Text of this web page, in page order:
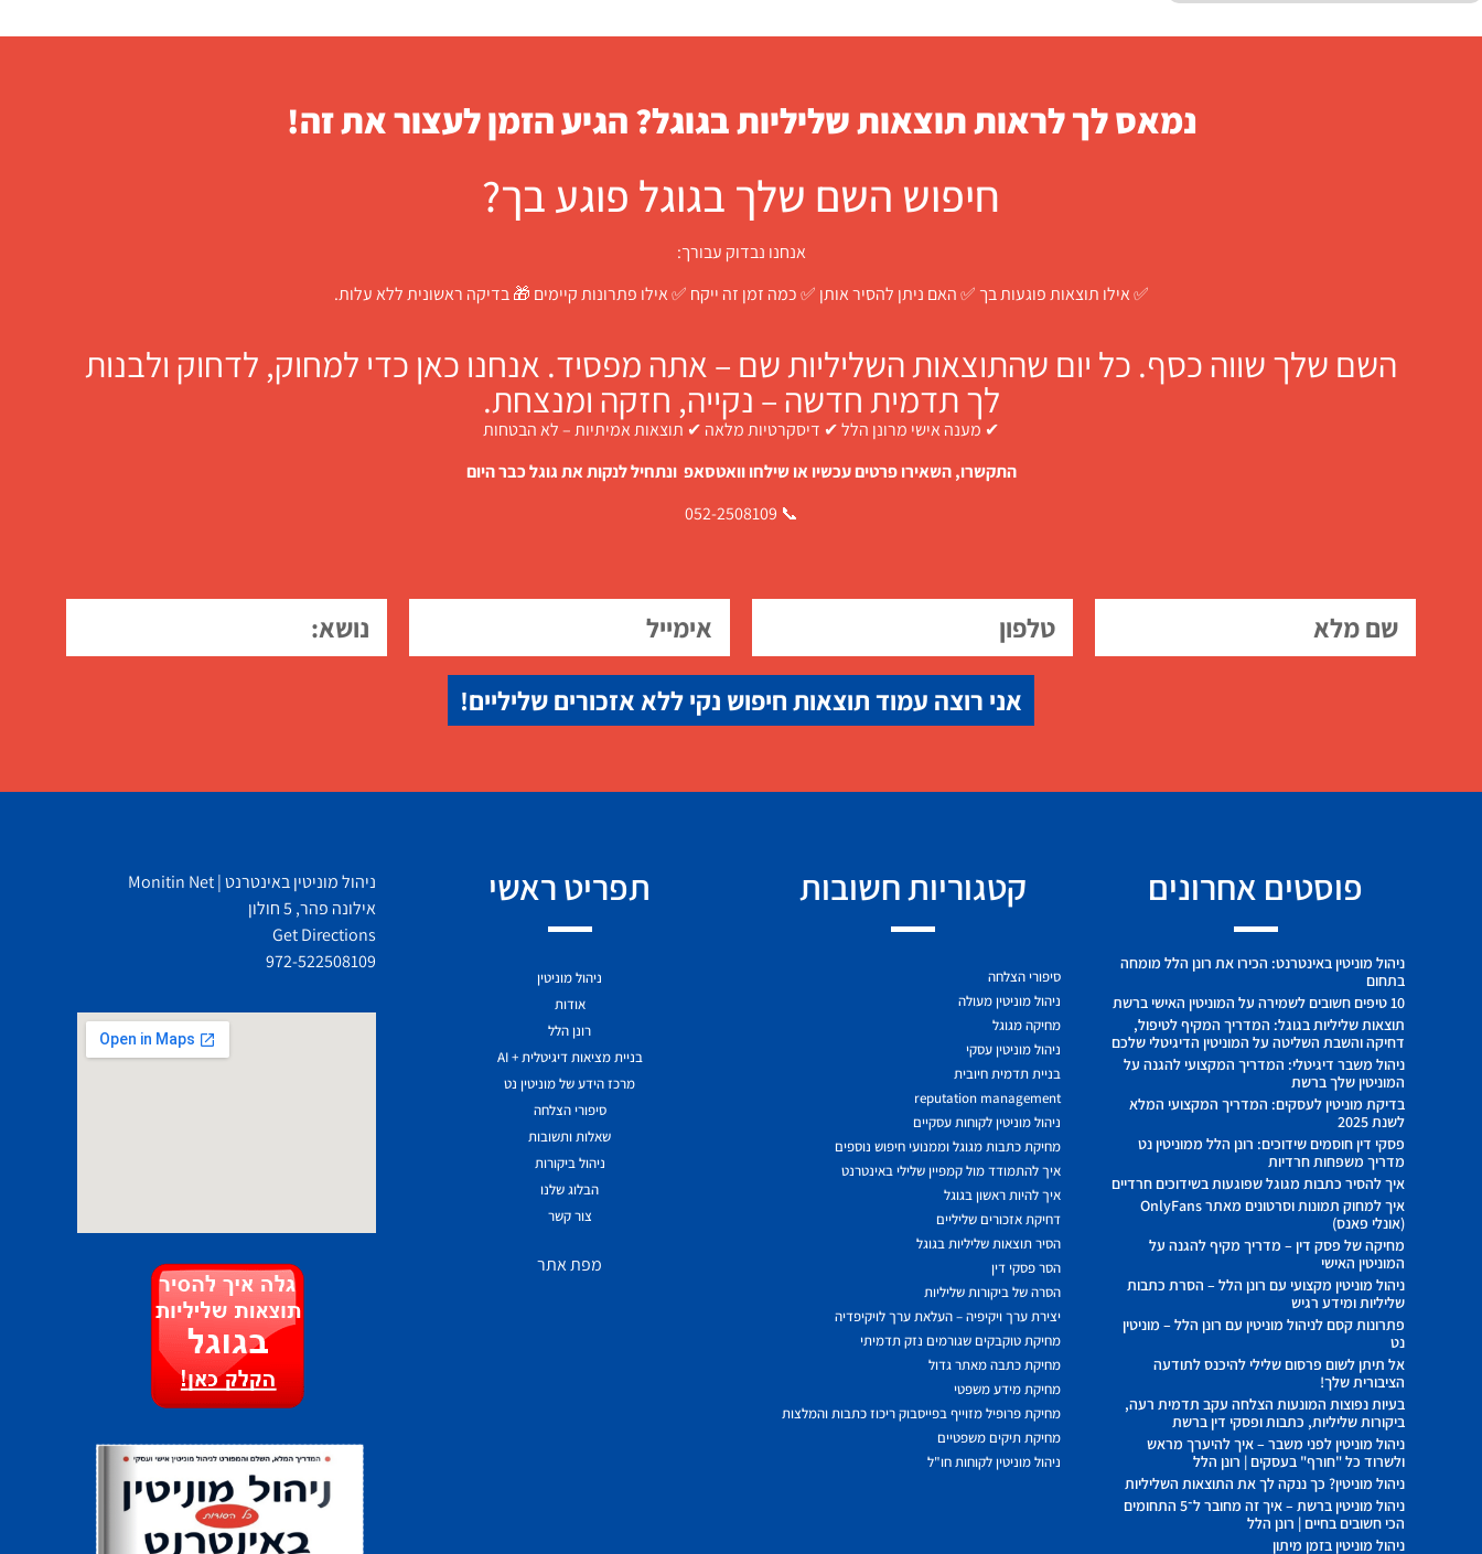
נמאס לך לראות תוצאות שליליות בגוגל? הגיע הזמן לעצור את זה!
חיפוש השם שלך בגוגל פוגע בך?
אנחנו נבדוק עבורך:
✅ אילו תוצאות פוגעות בך ✅ האם ניתן להסיר אותן ✅ כמה זמן זה ייקח ✅ אילו פתרונות קיימים 🎁 בדיקה ראשונית ללא עלות.
השם שלך שווה כסף. כל יום שהתוצאות השליליות שם – אתה מפסיד. אנחנו כאן כדי למחוק, לדחוק ולבנות
לך תדמית חדשה – נקייה, חזקה ומנצחת.
✔ מענה אישי מרונן הלל ✔ דיסקרטיות מלאה ✔ תוצאות אמיתיות – לא הבטחות
התקשרו, השאירו פרטים עכשיו או שילחו וואטסאפ ונתחיל לנקות את גוגל כבר היום
📞 052-2508109
אני רוצה עמוד תוצאות חיפוש נקי ללא אזכורים שליליים!
פוסטים אחרונים
ניהול מוניטין באינטרנט: הכירו את רונן הלל מומחה
בתחום
10 טיפים חשובים לשמירה על המוניטין האישי ברשת
תוצאות שליליות בגוגל: המדריך המקיף לטיפול,
דחיקה והשבת השליטה על המוניטין הדיגיטלי שלכם
ניהול משבר דיגיטלי: המדריך המקצועי להגנה על
המוניטין שלך ברשת
בדיקת מוניטין לעסקים: המדריך המקצועי המלא
לשנת 2025
פסקי דין חוסמים שידוכים: רונן הלל ממוניטין נט
מדריך משפחות חרדיות
איך להסיר כתבות מגוגל שפוגעות בשידוכים חרדיים
איך למחוק תמונות וסרטונים מאתר OnlyFans
(אונלי פאנס)
מחיקה של פסק דין – מדריך מקיף להגנה על
המוניטין האישי
ניהול מוניטין מקצועי עם רונן הלל – הסרת כתבות
שליליות ומידע רגיש
פתרונות קסם לניהול מוניטין עם רונן הלל – מוניטין
נט
אל תיתן לשום פרסום שלילי להיכנס לתודעה
הציבורית שלך!
בעיות נפוצות המונעות הצלחה עקב תדמית רעה,
ביקורות שליליות, כתבות ופסקי דין ברשת
ניהול מוניטין לפני משבר – איך להיערך מראש
ולשרוד כל "חורף" בעסקים | רונן הלל
ניהול מוניטין? כך ננקה לך את התוצאות השליליות
ניהול מוניטין ברשת – איך זה מחובר ל־5 התחומים
הכי חשובים בחיים | רונן הלל
ניהול מוניטין בזמן מיתון
קטגוריות חשובות
סיפורי הצלחה
ניהול מוניטין מעולה
מחיקה מגוגל
ניהול מוניטין עסקי
בניית תדמית חיובית
reputation management
ניהול מוניטין לקוחות עסקיים
מחיקת כתבות מגוגל וממנועי חיפוש נוספים
איך להתמודד מול קמפיין שלילי באינטרנט
איך להיות ראשון בגוגל
דחיקת אזכורים שליליים
הסיר תוצאות שליליות בגוגל
הסר פסקי דין
הסרה של ביקורות שליליות
יצירת ערך ויקיפיה – העלאת ערך לויקיפדיה
מחיקת טוקבקים שגורמים נזק תדמיתי
מחיקת כתבה מאתר גדול
מחיקת מידע משפטי
מחיקת פרופיל מזוייף בפייסבוק ריכוז כתבות והמלצות
מחיקת תיקים משפטיים
ניהול מוניטין לקוחות חו"ל
תפריט ראשי
ניהול מוניטין
אודות
רונן הלל
בניית מציאות דיגיטלית + AI
מרכז הידע של מוניטין נט
סיפורי הצלחה
שאלות ותשובות
ניהול ביקורות
הבלוג שלנו
צור קשר
מפת אתר
ניהול מוניטין באינטרנט | Monitin Net
אילונה פהר, 5 חולון
Get Directions
972-522508109